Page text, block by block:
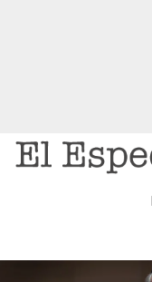
Saltar